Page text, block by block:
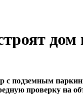
дом
подземным
проверку на